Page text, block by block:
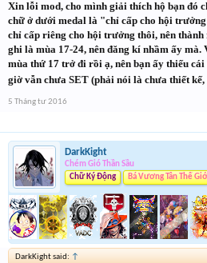
Xin lỗi mod, cho mình giải thích hộ bạn đó
chữ ở dưới medal là "chỉ cấp cho hội
chỉ cấp riêng cho hội trưởng thôi, nên
ghi là mùa 17-24, nên đăng kí nhầm ấy
mùa thứ 17 trở đi rồi ạ, nên bạn ấy thiếu
giờ vẫn chưa SET (phải nói là chưa thiết kế,
5 Tháng tư 2016
DarkKight
Chém Gió Thần Sầu
Chữ Ký Động
Bá Vương Tân Thế
DarkKight said: ↑